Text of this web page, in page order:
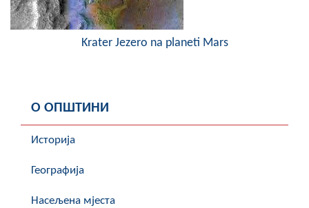
Krater Jezero na planeti Mars
О ОПШТИНИ
Историја
Географија
Насељена мјеста